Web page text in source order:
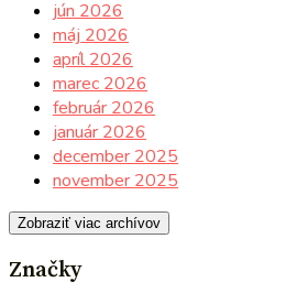
jún 2026
máj 2026
apríl 2026
marec 2026
február 2026
január 2026
december 2025
november 2025
Zobraziť viac archívov
Značky